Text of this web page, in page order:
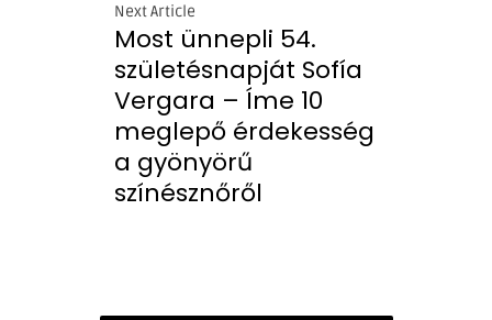
Next Article
Most ünnepli 54.
születésnapját Sofía
Vergara – Íme 10
meglepő érdekesség
a gyönyörű
színésznőről